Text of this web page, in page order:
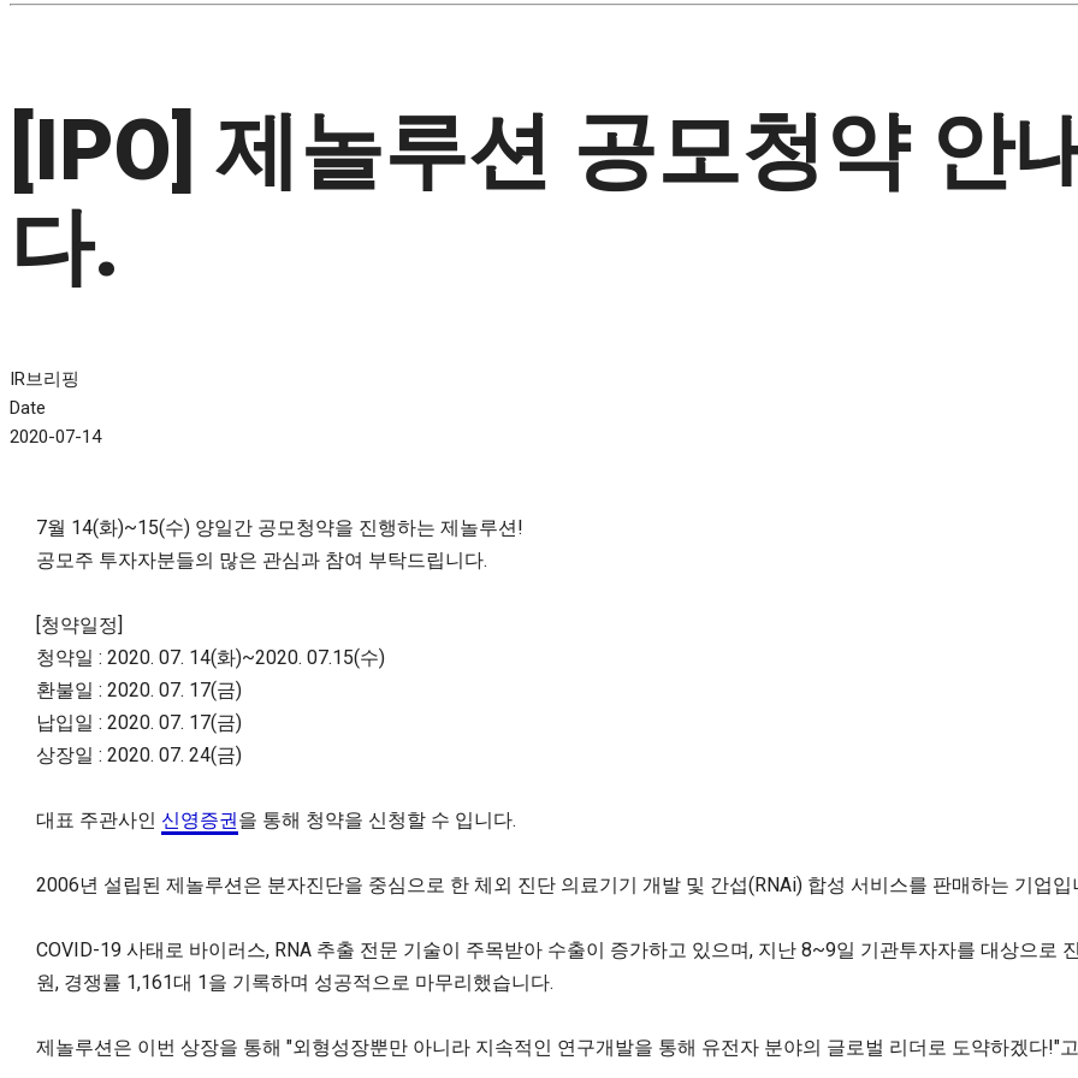
[IPO] 제놀루션 공모청약 안
다.
IR브리핑
Date
2020-07-14
7월 14(화)~15(수) 양일간 공모청약을 진행하는 제놀루션!
공모주 투자자분들의 많은 관심과 참여 부탁드립니다.
[청약일정]
청약일 : 2020. 07. 14(화)~2020. 07.15(수)
환불일 : 2020. 07. 17(금)
납입일 : 2020. 07. 17(금)
상장일 : 2020. 07. 24(금)
대표 주관사인 신영증권을 통해 청약을 신청할 수 입니다.
2006년 설립된 제놀루션은 분자진단을 중심으로 한 체외 진단 의료기기 개발 및 간섭(RNAi) 합성 서비스를 판매하는 기업입
COVID-19 사태로 바이러스, RNA 추출 전문 기술이 주목받아 수출이 증가하고 있으며, 지난 8~9일 기관투자자를 대상으로
원, 경쟁률 1,161대 1을 기록하며 성공적으로 마무리했습니다.
제놀루션은 이번 상장을 통해 "외형성장뿐만 아니라 지속적인 연구개발을 통해 유전자 분야의 글로벌 리더로 도약하겠다!"